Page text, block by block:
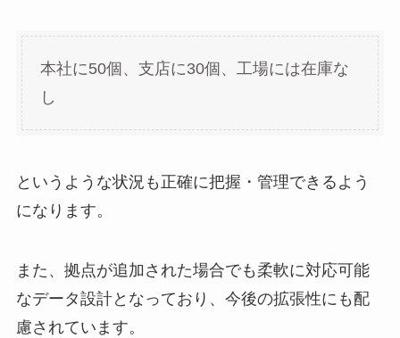
本社に50個、支店に30個、工場には在庫な
し
というような状況も正確に把握・管理できるよう
になります。
また、拠点が追加された場合でも柔軟に対応可能
なデータ設計となっており、今後の拡張性にも配
慮されています。